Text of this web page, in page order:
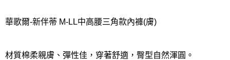
華歌爾-新伴蒂 M-LL中高腰三角款內褲(膚)
材質棉柔親膚、彈性佳，穿著舒適，臀型自然渾圓。